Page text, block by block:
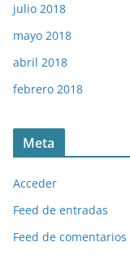
julio 2018
mayo 2018
abril 2018
febrero 2018
Meta
Acceder
Feed de entradas
Feed de comentarios